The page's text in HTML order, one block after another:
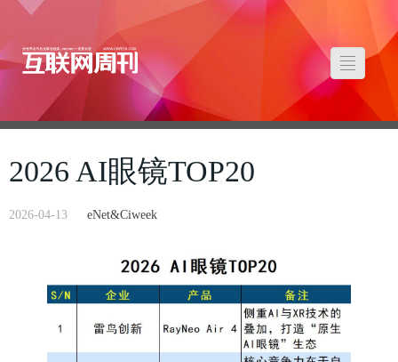
2026 AI眼镜TOP20
2026-04-13 eNet&Ciweek